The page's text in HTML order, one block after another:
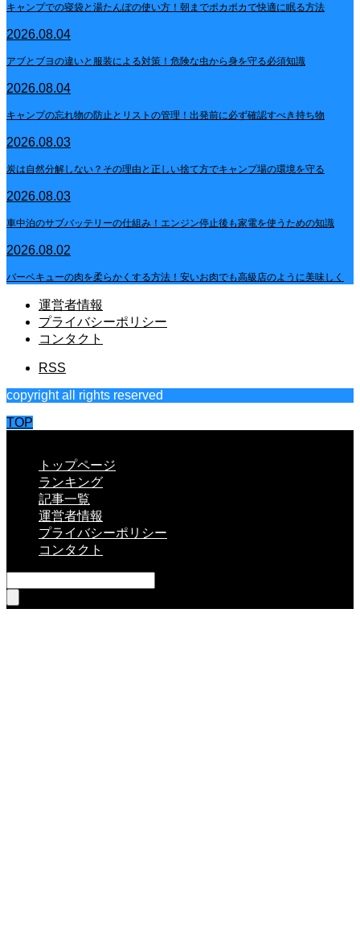
キャンプでの寝袋と湯たんぽの使い方！朝までポカポカで快適に眠る方法
2026.08.04
アブとブヨの違いと服装による対策！危険な虫から身を守る必須知識
2026.08.04
キャンプの忘れ物の防止とリストの管理！出発前に必ず確認すべき持ち物
2026.08.03
炭は自然分解しない？その理由と正しい捨て方でキャンプ場の環境を守る
2026.08.03
車中泊のサブバッテリーの仕組み！エンジン停止後も家電を使うための知識
2026.08.02
バーベキューの肉を柔らかくする方法！安いお肉でも高級店のように美味しく
運営者情報
プライバシーポリシー
コンタクト
RSS
copyright all rights reserved
TOP
トップページ
ランキング
記事一覧
運営者情報
プライバシーポリシー
コンタクト